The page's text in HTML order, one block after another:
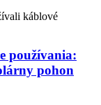
káblové
používania:
pohon